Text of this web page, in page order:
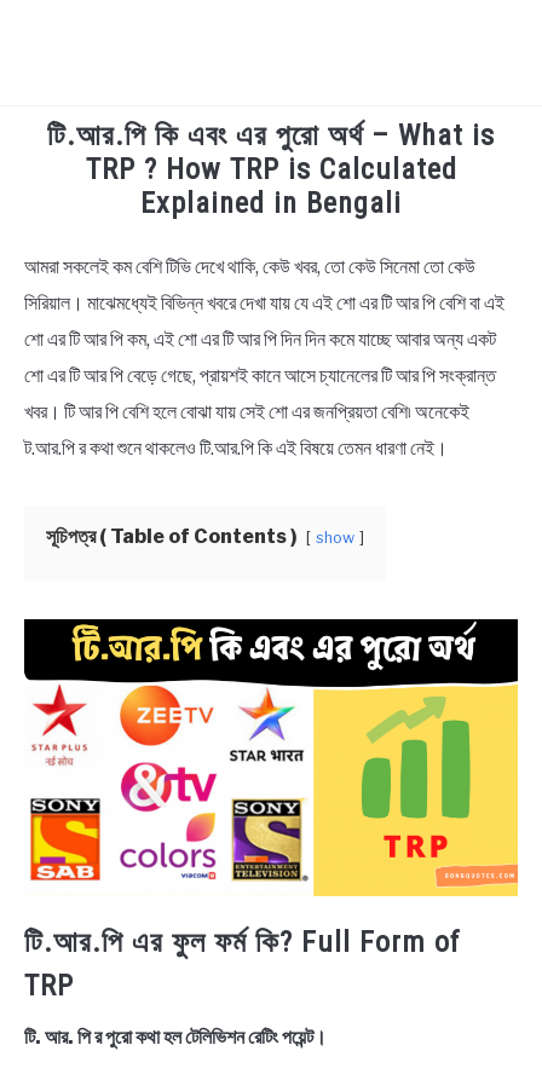
TECHNOLOGY
HEALTH & LIFESTYLE
BIOGRAPHY
EDUCATIONAL
BENGALI WISHES
NEWS
BENGALI LYRICS
BENGALI NAMES
BENGALI STORIES
টি.আর.পি কি এবং এর পুরো অর্থ – What is
TRP ? How TRP is Calculated
Explained in Bengali
in
Technology
আমরা সকলেই কম বেশি টিভি দেখে থাকি, কেউ খবর, তো কেউ সিনেমা তো কেউ
সিরিয়াল। মাঝেমধ্যেই বিভিন্ন খবরে দেখা যায় যে এই শো এর টি আর পি বেশি বা এই
শো এর টি আর পি কম, এই শো এর টি আর পি দিন দিন কমে যাচ্ছে আবার অন্য একট
শো এর টি আর পি বেড়ে গেছে, প্রায়শই কানে আসে চ্যানেলের টি আর পি সংক্রান্ত
খবর। টি আর পি বেশি হলে বোঝা যায় সেই শো এর জনপ্রিয়তা বেশি৷ অনেকেই
ট.আর.পি র কথা শুনে থাকলেও টি.আর.পি কি এই বিষয়ে তেমন ধারণা নেই।
সূচিপত্র ( Table of Contents ) show
টি.আর.পি এর ফুল ফর্ম কি? Full Form of
TRP
টি. আর. পি র পুরো কথা হল টেলিভিশন রেটিং পয়েন্ট।